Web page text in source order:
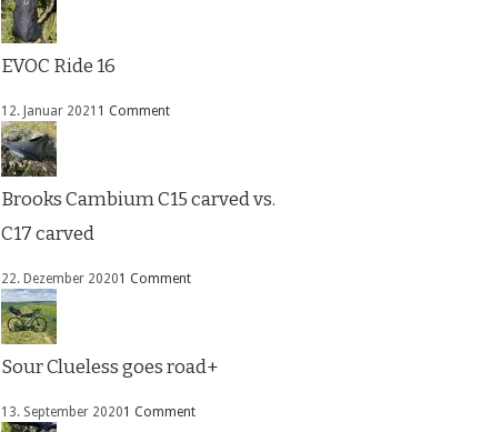
EVOC Ride 16
12. Januar 2021 1 Comment
Brooks Cambium C15 carved vs.
C17 carved
22. Dezember 20201 Comment
Sour Clueless goes road+
13. September 20201 Comment